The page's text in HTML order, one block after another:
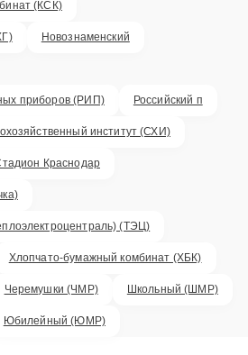
(КСК)
Новознаменский
приборов (РИП) Российский п
институт (СХИ)
Краснодар
(ТЭЦ)
Хлопчато-бумажный комбинат (ХБК)
Черемушки (ЧМР) Школьный (ШМР)
Юбилейный (ЮМР)